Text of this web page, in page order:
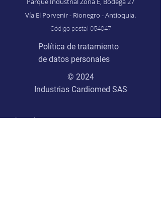
Vía El Porvenir - Rionegro - Antioquia.
Código postal 054047
Política de tratamiento
de datos personales
© 2024
Industrias Cardiomed SAS
Línea ética: